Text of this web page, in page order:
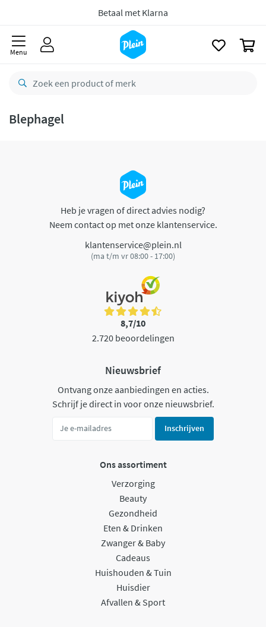
Betaal met Klarna
Menu
Blephagel
Heb je vragen of direct advies nodig?
Neem contact op met onze klantenservice.
klantenservice@plein.nl
(ma t/m vr 08:00 - 17:00)
8,7/10
2.720 beoordelingen
Nieuwsbrief
Ontvang onze aanbiedingen en acties.
Schrijf je direct in voor onze nieuwsbrief.
Inschrijven
Ons assortiment
Verzorging
Beauty
Gezondheid
Eten & Drinken
Zwanger & Baby
Cadeaus
Huishouden & Tuin
Huisdier
Afvallen & Sport